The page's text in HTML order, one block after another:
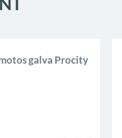
galva Procity